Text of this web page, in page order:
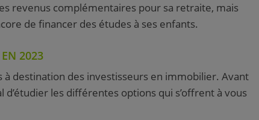
revenus complémentaires pour sa retraite, mais
de financer des études à ses enfants.
2023
à destination des investisseurs en immobilier. Avant
les différentes options qui s’offrent à vous